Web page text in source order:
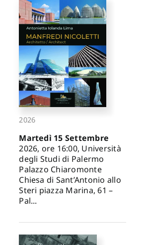
2026
Martedì 15 Settembre
2026, ore 16:00, Università
degli Studi di Palermo
Palazzo Chiaromonte
Chiesa di Sant’Antonio allo
Steri piazza Marina, 61 –
Pal...